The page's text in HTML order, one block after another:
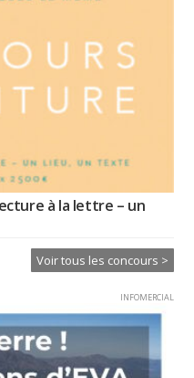
à la lettre – un
Voir tous les concours >
INFOMERCIAL